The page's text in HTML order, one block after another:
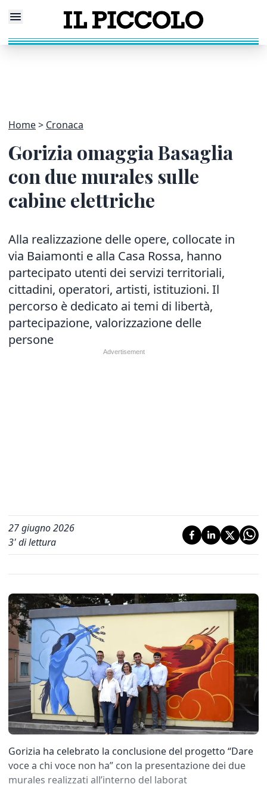
Home Cronaca
Gorizia omaggia Basaglia
con due murales sulle
cabine elettriche
Alla realizzazione delle opere, collocate in
via Baiamonti e alla Casa Rossa, hanno
partecipato utenti dei servizi territoriali,
cittadini, operatori, artisti, istituzioni. Il
percorso è dedicato ai temi di libertà,
partecipazione, valorizzazione delle
persone
27 giugno 2026
3' di lettura
Gorizia ha celebrato la conclusione del progetto “Dare
voce a chi voce non ha” con la presentazione dei due
murales realizzati all’interno del laborat